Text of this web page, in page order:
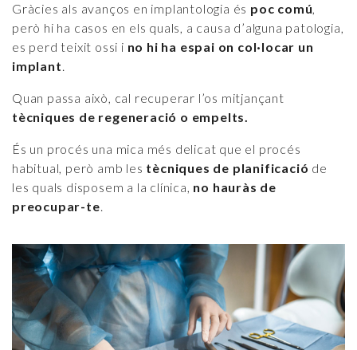
Gràcies als avanços en implantologia és poc comú,
però hi ha casos en els quals, a causa d’alguna patologia,
es perd teixit ossi i no hi ha espai on col·locar un
implant.
Quan passa això, cal recuperar l’os mitjançant
tècniques de regeneració o empelts.
És un procés una mica més delicat que el procés
habitual, però amb les tècniques de planificació de
les quals disposem a la clínica, no hauràs de
preocupar-te.